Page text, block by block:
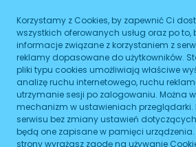
Korzystamy z Cookies, by zapewnić Ci
wszystkich oferowanych usług oraz po
informacje związane z korzystaniem z
reklamy dopasowane do użytkowników.
pliki typu cookies umożliwiają właściwe
analizę ruchu internetowego, ruchu
utrzymanie sesji po zalogowaniu. Można
mechanizm w ustawieniach przeglądarki.
serwisu bez zmiany ustawień
będą one zapisane w pamięci
strony wyrażasz zgodę na używanie
Wszelkie Prawa Zastrzeżone © 2026 Preals
Wykonanie